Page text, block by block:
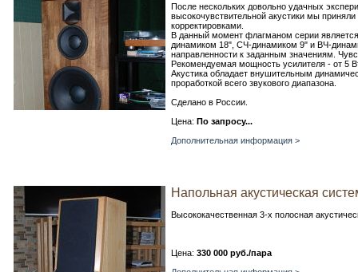
После нескольких довольно удачных
высокочувствительной акустики мы
корректировками.
В данный момент флагманом серии
динамиком 18", СЧ-динамиком 9" и ВЧ-
направленности к заданным значениям.
Рекомендуемая мощность усилителя - от 5
Акустика обладает внушительным
проработкой всего звукового диапазона.
Сделано в России.
Цена: По запросу...
Дополнительная информация >
Напольная акустическая
Высококачественная 3-х полосная
Цена: 330 000 руб./пара